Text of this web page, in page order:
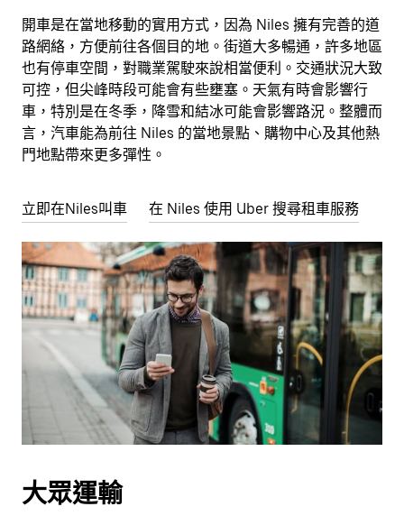
開車是在當地移動的實用方式，因為 Niles 擁有完善的道
路網絡，方便前往各個目的地。街道大多暢通，許多地區
也有停車空間，對職業駕駛來說相當便利。交通狀況大致
可控，但尖峰時段可能會有些壅塞。天氣有時會影響行
車，特別是在冬季，降雪和結冰可能會影響路況。整體而
言，汽車能為前往 Niles 的當地景點、購物中心及其他熱
門地點帶來更多彈性。
立即在Niles叫車 在 Niles 使用 Uber 搜尋租車服務
大眾運輸